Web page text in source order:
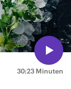
30:23 Minuten